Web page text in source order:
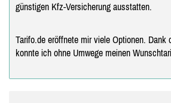
günstigen Kfz-Versicherung ausstatten.
Tarifo.de eröffnete mir viele Optionen. Dank
konnte ich ohne Umwege meinen